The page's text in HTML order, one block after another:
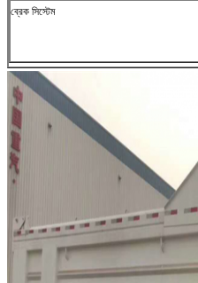
ব্রেক সিস্টেম